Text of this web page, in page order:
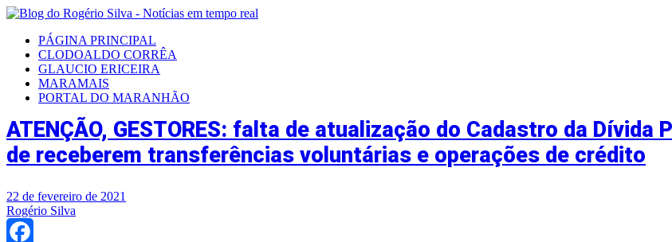
PÁGINA PRINCIPAL
CLODOALDO CORRÊA
GLAUCIO ERICEIRA
MARAMAIS
PORTAL DO MARANHÃO
ATENÇÃO, GESTORES: falta de atualização do Cadastro da
de receberem transferências voluntárias e operações de crédito
22 de fevereiro de 2021
Rogério Silva